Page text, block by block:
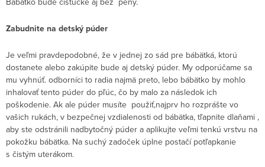
Zabudnite na detský púder
Je veľmi pravdepodobné, že v jednej zo sád pre bábätká, ktorú
dostanete alebo zakúpite bude aj detský púder. My odporúčame sa
mu vyhnúť. odborníci to radia najmä preto, lebo bábätko by mohlo
inhalovať tento púder do pľúc, čo by malo za následok ich
poškodenie. Ak ale púder musíte použiť,najprv ho rozprášte vo
vašich rukách, v bezpečnej vzdialenosti od bábätka, tľapnite dlaňami ,
aby ste odstránili nadbytočný púder a aplikujte veľmi tenkú vrstvu na
pokožku bábätka. Na suchý zadoček úplne postačí potľapkanie
s čistým uterákom.